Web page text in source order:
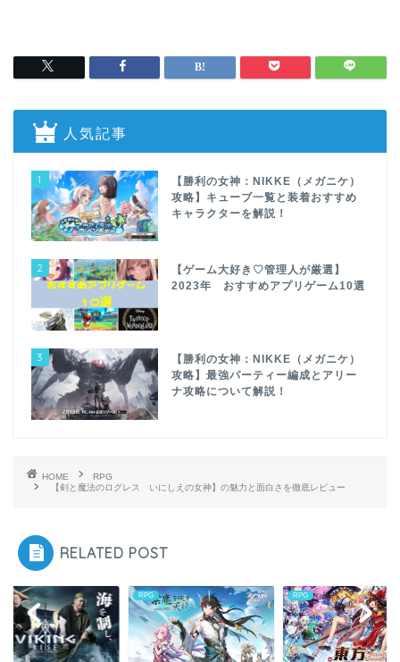
人気記事
1
【勝利の女神：NIKKE（メガニケ）
攻略】キューブ一覧と装着おすすめ
キャラクターを解説！
2
【ゲーム大好き♡管理人が厳選】
2023年 おすすめアプリゲーム10選
3
【勝利の女神：NIKKE（メガニケ）
攻略】最強パーティー編成とアリー
ナ攻略について解説！
HOME
RPG
【剣と魔法のログレス いにしえの女神】の魅力と面白さを徹底レビュー
RELATED POST
RPG RPG